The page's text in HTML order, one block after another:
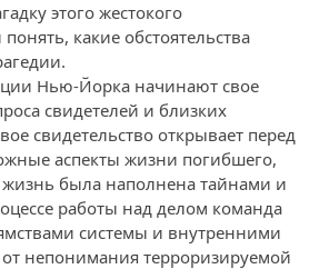
этого жестокого
какие обстоятельства
Нью-Йорка начинают свое
свидетелей и близких
свидетельство открывает перед
аспекты жизни погибшего,
жизнь была наполнена тайнами и
работы над делом команда
системы и внутренними
непонимания терроризируемой